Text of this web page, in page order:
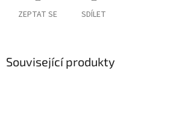
ZEPTAT SE SDÍLET
Související produkty